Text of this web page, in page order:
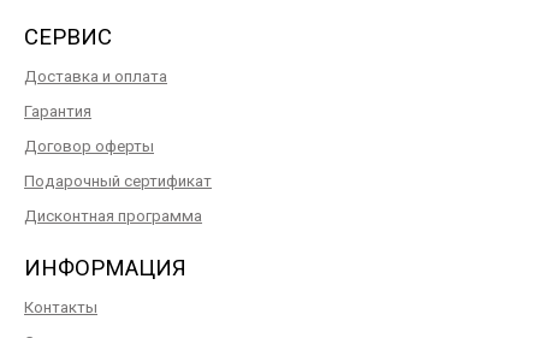
СЕРВИС
Доставка и оплата
Гарантия
Договор оферты
Подарочный сертификат
Дисконтная программа
ИНФОРМАЦИЯ
Контакты